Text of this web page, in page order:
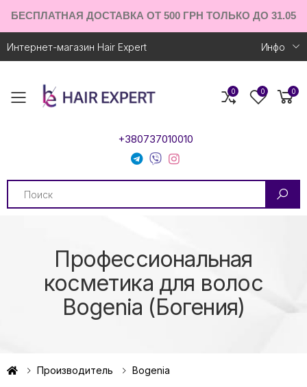
БЕСПЛАТНАЯ ДОСТАВКА ОТ 500 ГРН ТОЛЬКО ДО 31.05
Интернет-магазин Hair Expert Инфо
Toggle mobile menu
+380737010010
Search
0 0 0
Профессиональная
косметика для волос
Bogenia (Богения)
Производитель Bogenia